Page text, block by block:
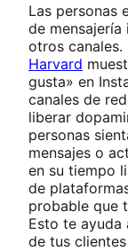
Las personas
de mensajería
otros
Harvard
gusta» en
canales de
liberar
personas
mensajes o
en su tiempo
de
probable que
Esto te ayuda
de tus